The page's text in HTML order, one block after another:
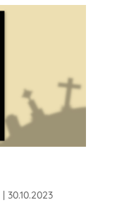
| 30.10.2023